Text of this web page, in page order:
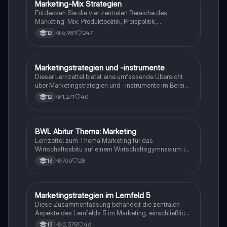
Wirtschaft und Recht
Marketing-Mix Strategien
Entdecken Sie die vier zentralen Bereiche des
Marketing-Mix: Produktpolitik, Preispolitik,
Distributionspolitik und Kommunikationspolitik. Diese
Zusammenfassung bietet einen klaren Überblick über
Vertriebswege und Kommunikationskanäle. Ideal für
Studierende der Betriebswirtschaftslehre.
12 6,981 247
Wirtschaft und Recht
Marketingstrategien und -instrumente
Dieser Lernzettel bietet eine umfassende Übersicht
über Marketingstrategien und -instrumente im Bereich
Betriebswirtschaftslehre. Er behandelt zentrale
Themen wie die 4 Ps (Produkt, Preis, Platz, Promotion),
Fachoberschule, die sich auf Prüfungen vorbereiten
oder ihr Wissen im Marketing vertiefen möchten.
12 1,271 40
Wirtschaft und Recht
BWL Abitur Thema: Marketing
Lernzettel zum Thema Marketing für das
Wirtschaftsabitu auf einem Wirtschaftsgymnasium in
Baden Württemberg
13 766 28
Arbeitslehre/Wirtschaft/AWT/WRT
Marketingstrategien im Lernfeld 5
Diese Zusammenfassung behandelt die zentralen
Aspekte des Lernfelds 5 im Marketing, einschließlich
Produkt- und Sortimentspolitik, Preispolitik,
13 2,378 46